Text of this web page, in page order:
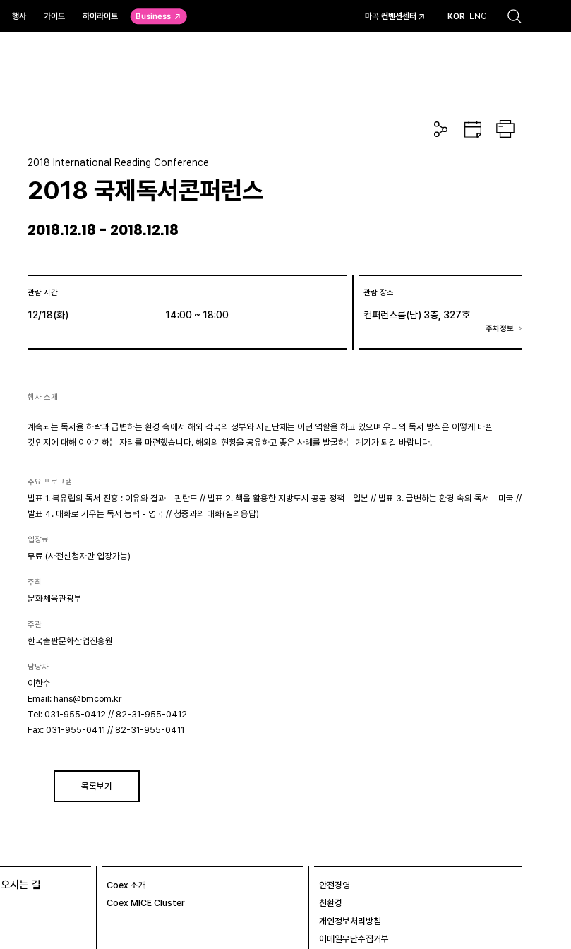
행사 가이드 하이라이트 Business 마곡 컨벤션센터 KOR ENG
2018 International Reading Conference
2018 국제독서콘퍼런스
2018.12.18 - 2018.12.18
관람 시간
12/18(화) 14:00 ~ 18:00
관람 장소
컨퍼런스룸(남) 3층, 327호
주차정보
행사 소개
계속되는 독서율 하락과 급변하는 환경 속에서 해외 각국의 정부와 시민단체는 어떤 역할을 하고 있으며 우리의 독서 방식은 어떻게 바뀔
것인지에 대해 이야기하는 자리를 마련했습니다. 해외의 현황을 공유하고 좋은 사례를 발굴하는 계기가 되길 바랍니다.
주요 프로그램
발표 1. 북유럽의 독서 진흥 : 이유와 결과 - 핀란드 // 발표 2. 책을 활용한 지방도시 공공 정책 - 일본 // 발표 3. 급변하는 환경 속의 독서 - 미국 //
발표 4. 대화로 키우는 독서 능력 - 영국 // 청중과의 대화(질의응답)
입장료
무료 (사전신청자만 입장가능)
주최
문화체육관광부
주관
한국출판문화산업진흥원
담당자
이한수
Email: hans@bmcom.kr
Tel: 031-955-0412 // 82-31-955-0412
Fax: 031-955-0411 // 82-31-955-0411
목록보기
오시는 길
Coex 소개
Coex MICE Cluster
안전경영
친환경
개인정보처리방침
이메일무단수집거부